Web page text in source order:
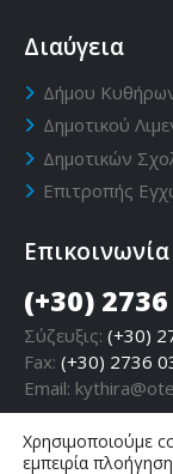
Διαύγεια
Δήμου
Δημοτικού
Δημοτικών
Επιτροπής
Επικοινωνία
(+30)
Σύζευξις: (+30)
Fax: (+30) 2736
Email:
Χρησιμοποιούμε
εμπειρία